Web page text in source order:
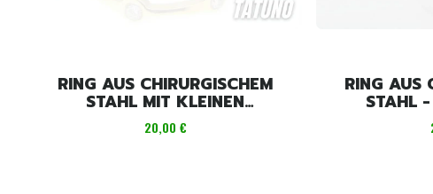
RING AUS CHIRURGISCHEM
STAHL MIT KLEINEN
DIAMANTEN
Preis
20,00 €
RING AUS
STAHL